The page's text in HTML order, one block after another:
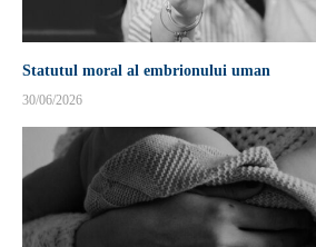
Statutul moral al embrionului uman
30/06/2026